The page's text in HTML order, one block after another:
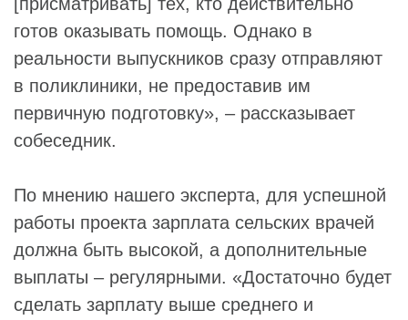
готов оказывать помощь. Однако в
реальности выпускников сразу отправляют
в поликлиники, не предоставив им
первичную подготовку», – рассказывает
собеседник.
По мнению нашего эксперта, для успешной
работы проекта зарплата сельских врачей
должна быть высокой, а дополнительные
выплаты – регулярными. «Достаточно будет
сделать зарплату выше среднего и